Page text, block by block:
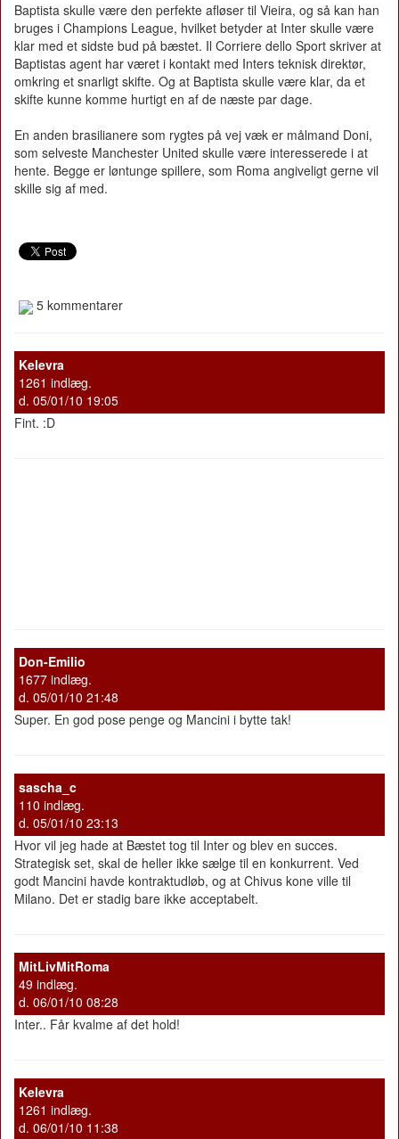
Baptista skulle være den perfekte afløser til Vieira, og så kan han
bruges i Champions League, hvilket betyder at Inter skulle være
klar med et sidste bud på bæstet. Il Corriere dello Sport skriver at
Baptistas agent har været i kontakt med Inters teknisk direktør,
omkring et snarligt skifte. Og at Baptista skulle være klar, da et
skifte kunne komme hurtigt en af de næste par dage.
En anden brasilianere som rygtes på vej væk er målmand Doni,
som selveste Manchester United skulle være interesserede i at
hente. Begge er løntunge spillere, som Roma angiveligt gerne vil
skille sig af med.
5 kommentarer
Kelevra
1261 indlæg.
d. 05/01/10 19:05
Fint. :D
Don-Emilio
1677 indlæg.
d. 05/01/10 21:48
Super. En god pose penge og Mancini i bytte tak!
sascha_c
110 indlæg.
d. 05/01/10 23:13
Hvor vil jeg hade at Bæstet tog til Inter og blev en succes.
Strategisk set, skal de heller ikke sælge til en konkurrent. Ved
godt Mancini havde kontraktudløb, og at Chivus kone ville til
Milano. Det er stadig bare ikke acceptabelt.
MitLivMitRoma
49 indlæg.
d. 06/01/10 08:28
Inter.. Får kvalme af det hold!
Kelevra
1261 indlæg.
d. 06/01/10 11:38